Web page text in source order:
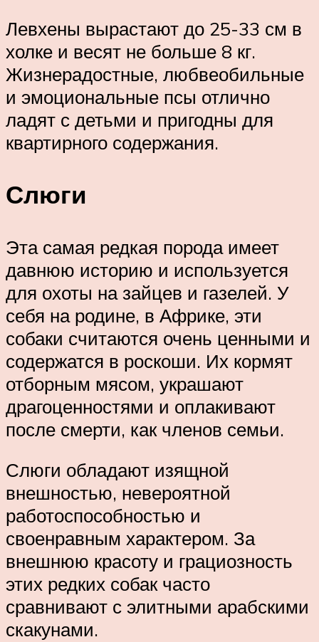
Левхены вырастают до 25-33 см в
холке и весят не больше 8 кг.
Жизнерадостные, любвеобильные
и эмоциональные псы отлично
ладят с детьми и пригодны для
квартирного содержания.
Слюги
Эта самая редкая порода имеет
давнюю историю и используется
для охоты на зайцев и газелей. У
себя на родине, в Африке, эти
собаки считаются очень ценными и
содержатся в роскоши. Их кормят
отборным мясом, украшают
драгоценностями и оплакивают
после смерти, как членов семьи.
Слюги обладают изящной
внешностью, невероятной
работоспособностью и
своенравным характером. За
внешнюю красоту и грациозность
этих редких собак часто
сравнивают с элитными арабскими
скакунами.